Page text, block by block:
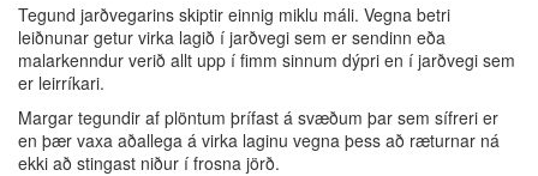
Tegund jarðvegarins skiptir einnig miklu máli. Vegna betri
leiðnunar getur virka lagið í jarðvegi sem er sendinn eða
malarkenndur verið allt upp í fimm sinnum dýpri en í jarðvegi sem
er leirríkari.
Margar tegundir af plöntum þrífast á svæðum þar sem sífreri er
en þær vaxa aðallega á virka laginu vegna þess að ræturnar ná
ekki að stingast niður í frosna jörð.